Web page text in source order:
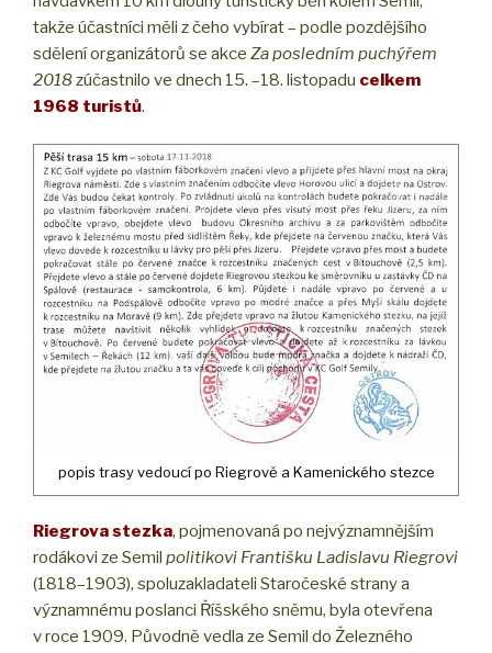
takže účastníci měli z čeho vybírat – podle pozdějšího
sdělení organizátorů se akce Za posledním puchýřem
2018zúčastnilo ve dnech 15. –18. listopadu celkem
1968 turistů.
popis trasy vedoucí po Riegrově a Kamenického stezce
Riegrova stezka, pojmenovaná po nejvýznamnějším
rodákovi ze Semil politikovi Františku Ladislavu Riegrovi
(1818–1903), spoluzakladateli Staročeské strany a
významnému poslanci Říšského sněmu, byla otevřena
v roce 1909. Původně vedla ze Semil do Železného